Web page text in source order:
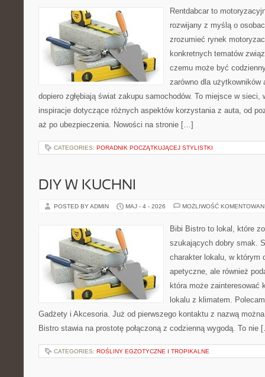
Rentdabcar to
rozwijany z myślą o
zrozumieć rynek
konkretnych tematów
czemu może być
zarówno dla
dopiero zgłębiają świat zakupu samochodów. To miejsce w
inspiracje dotyczące różnych aspektów korzystania z auta, od
aż po ubezpieczenia. Nowości na stronie […]
CATEGORIES: PORADNIK POCZĄTKUJĄCEJ STYLISTKI
DIY W KUCHNI
POSTED BY ADMIN MAJ - 4 - 2026 MOŻLIWOŚĆ
Bibi Bistro to lokal, które
szukających dobry smak.
charakter lokalu, w którym
apetyczne, ale również
która może zainteresować
lokalu z klimatem.
Gadżety i Akcesoria. Już od pierwszego kontaktu z nazwą
Bistro stawia na prostotę połączoną z codzienną wygodą. To nie
CATEGORIES: ROŚLINY EGZOTYCZNE I TROPIKALNE